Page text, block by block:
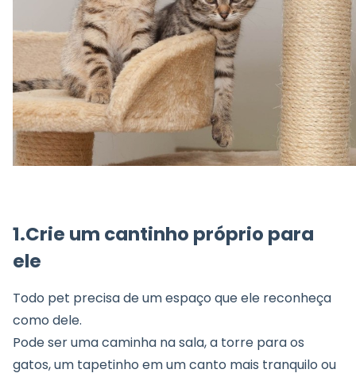
1.Crie um cantinho próprio para
ele
Todo pet precisa de um espaço que ele reconheça
como dele.
Pode ser uma caminha na sala, a torre para os
gatos, um tapetinho em um canto mais tranquilo ou